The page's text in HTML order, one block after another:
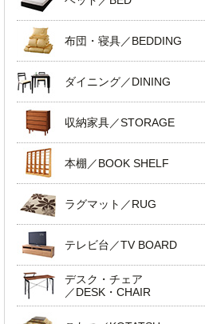
布団・寝具／BEDDING
ダイニング／DINING
収納家具／STORAGE
本棚／BOOK SHELF
ラグマット／RUG
テレビ台／TV BOARD
デスク・チェア
／DESK・CHAIR